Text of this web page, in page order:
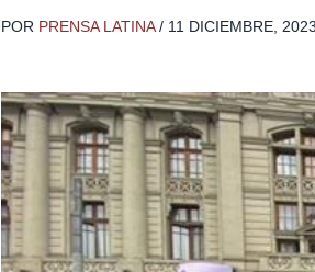
POR PRENSA LATINA/ 11 DICIEMBRE, 2023